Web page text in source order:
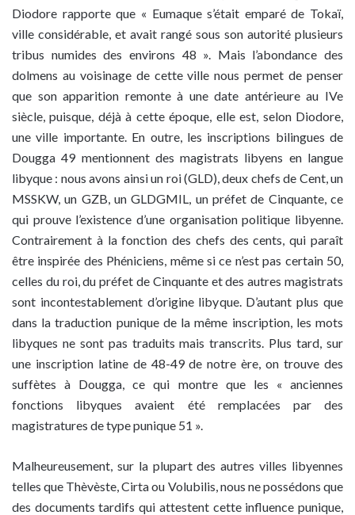
Diodore rapporte que « Eumaque s’était emparé de Tokaï,
ville considérable, et avait rangé sous son autorité plusieurs
tribus numides des environs 48 ». Mais l’abondance des
dolmens au voisinage de cette ville nous permet de penser
que son apparition remonte à une date antérieure au IVe
siècle, puisque, déjà à cette époque, elle est, selon Diodore,
une ville importante. En outre, les inscriptions bilingues de
Dougga 49 mentionnent des magistrats libyens en langue
libyque : nous avons ainsi un roi (GLD), deux chefs de Cent, un
MSSKW, un GZB, un GLDGMIL, un préfet de Cinquante, ce
qui prouve l’existence d’une organisation politique libyenne.
Contrairement à la fonction des chefs des cents, qui paraît
être inspirée des Phéniciens, même si ce n’est pas certain 50,
celles du roi, du préfet de Cinquante et des autres magistrats
sont incontestablement d’origine libyque. D’autant plus que
dans la traduction punique de la même inscription, les mots
libyques ne sont pas traduits mais transcrits. Plus tard, sur
une inscription latine de 48-49 de notre ère, on trouve des
suffètes à Dougga, ce qui montre que les « anciennes
fonctions libyques avaient été remplacées par des
magistratures de type punique 51 ».
Malheureusement, sur la plupart des autres villes libyennes
telles que Thèvèste, Cirta ou Volubilis, nous ne possédons que
des documents tardifs qui attestent cette influence punique,